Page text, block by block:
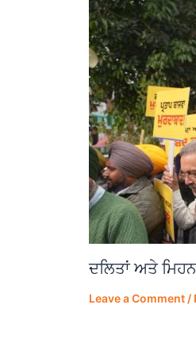
ਦਲਿਤਾਂ ਅਤੇ
Leave a Comment /